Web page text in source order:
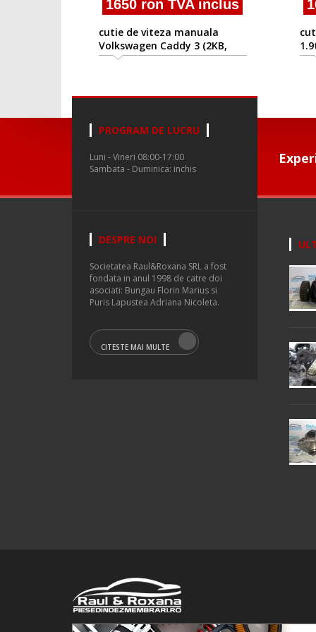
1650 ron TVA inclus
cutie de viteza manuala
Volkswagen Caddy 3 (2KB,
2KJ) 2004-2010
PROGRAM DE LUCRU
Luni - Vineri 08:00-17:00
Sambata - Duminica: inchis
DESPRE NOI
Societatea Raul&Roxana SRL a fost
fondata in anul 1998 de catre doi
asociati: Bungau Florin Marius si
Puris Lapustea Adriana Nicoleta.
CITESTE MAI MULTE